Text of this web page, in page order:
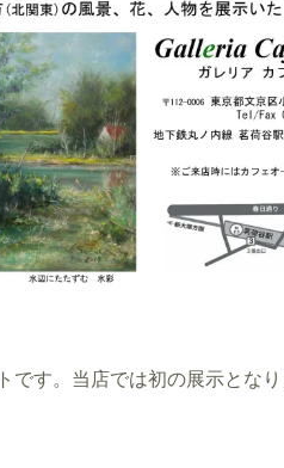
す。当店では初の展示となり